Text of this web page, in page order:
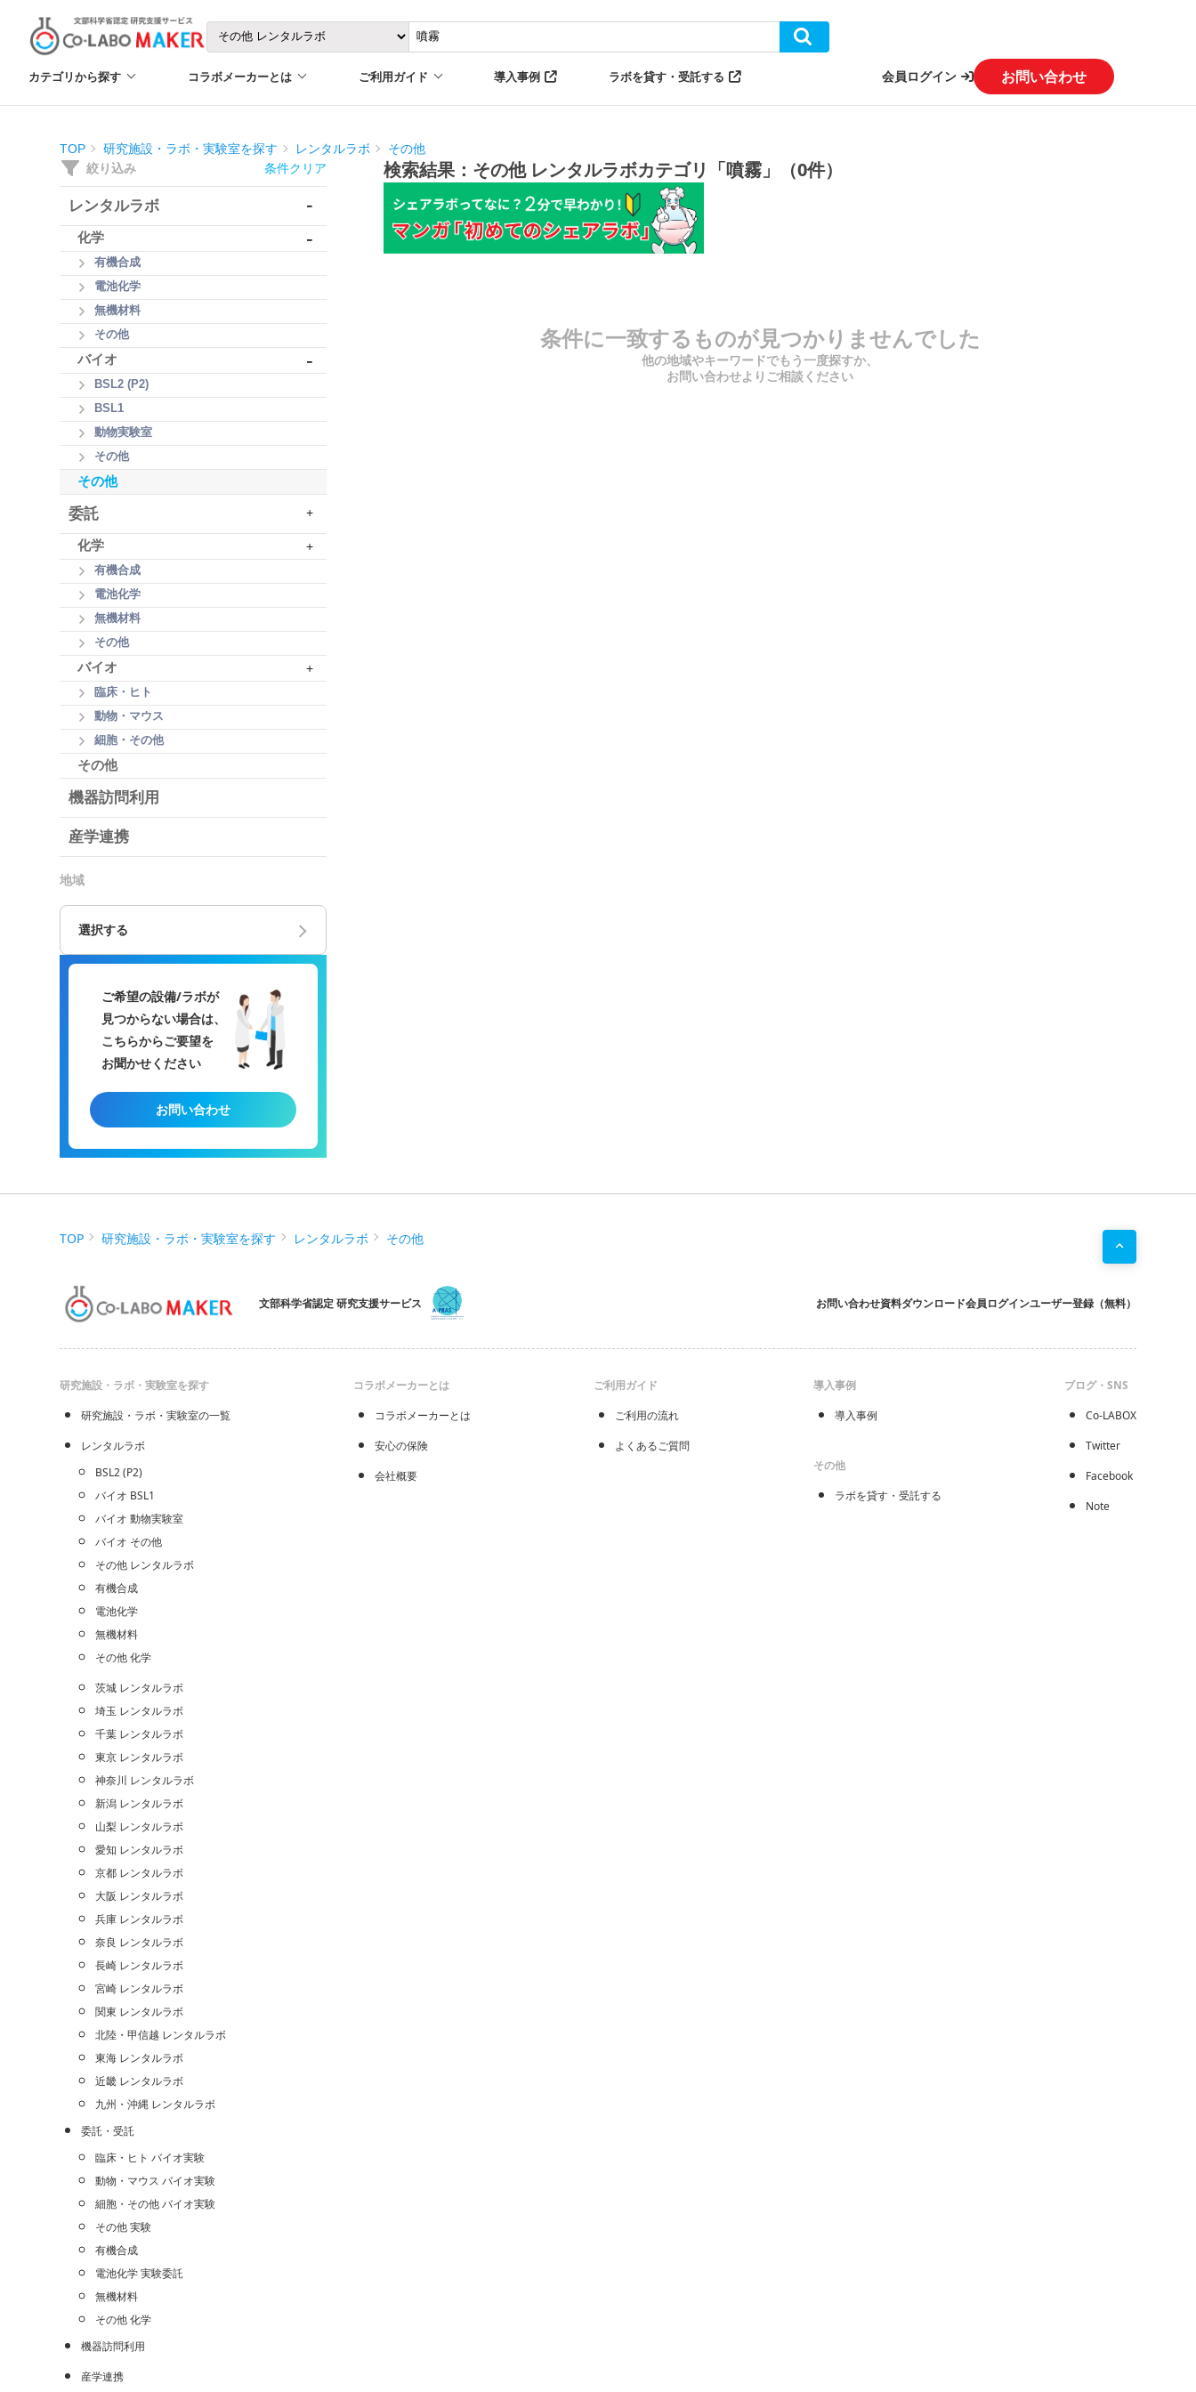
カテゴリから探す コラボメーカーとは ご利用ガイド 導入事例 ラボを貸す・受託する 会員ログイン お問い合わせ
TOP 研究施設・ラボ・実験室を探す レンタルラボ その他
絞り込み 条件クリア
レンタルラボ -
化学 -
有機合成
電池化学
無機材料
その他
バイオ -
BSL2 (P2)
BSL1
動物実験室
その他
その他
委託 +
化学 +
有機合成
電池化学
無機材料
その他
バイオ +
臨床・ヒト
動物・マウス
細胞・その他
その他
機器訪問利用
産学連携
地域
選択する
ご希望の設備/ラボが
見つからない場合は、
こちらからご要望を
お聞かせください
お問い合わせ
検索結果：その他 レンタルラボカテゴリ「噴霧」（0件）
条件に一致するものが見つかりませんでした
他の地域やキーワードでもう一度探すか、
お問い合わせよりご相談ください
TOP 研究施設・ラボ・実験室を探す レンタルラボ その他
文部科学省認定 研究支援サービス お問い合わせ資料ダウンロード会員ログインユーザー登録（無料）
研究施設・ラボ・実験室を探す
研究施設・ラボ・実験室の一覧
レンタルラボ
BSL2 (P2)
バイオ BSL1
バイオ 動物実験室
バイオ その他
その他 レンタルラボ
有機合成
電池化学
無機材料
その他 化学
茨城 レンタルラボ
埼玉 レンタルラボ
千葉 レンタルラボ
東京 レンタルラボ
神奈川 レンタルラボ
新潟 レンタルラボ
山梨 レンタルラボ
愛知 レンタルラボ
京都 レンタルラボ
大阪 レンタルラボ
兵庫 レンタルラボ
奈良 レンタルラボ
長崎 レンタルラボ
宮崎 レンタルラボ
関東 レンタルラボ
北陸・甲信越 レンタルラボ
東海 レンタルラボ
近畿 レンタルラボ
九州・沖縄 レンタルラボ
委託・受託
臨床・ヒト バイオ実験
動物・マウス バイオ実験
細胞・その他 バイオ実験
その他 実験
有機合成
電池化学 実験委託
無機材料
その他 化学
機器訪問利用
産学連携
コラボメーカーとは
コラボメーカーとは
安心の保険
会社概要
ご利用ガイド
ご利用の流れ
よくあるご質問
導入事例
導入事例
その他
ラボを貸す・受託する
ブログ・SNS
Co-LABOX
Twitter
Facebook
Note